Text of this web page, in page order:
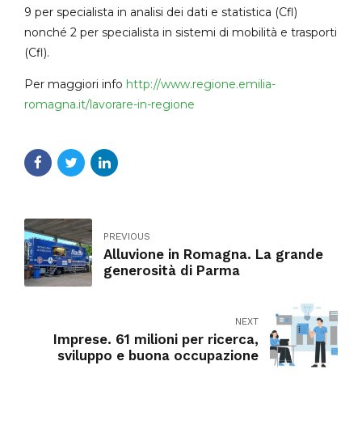
9 per specialista in analisi dei dati e statistica (Cfl)
nonché 2 per specialista in sistemi di mobilità e trasporti
(Cfl).
Per maggiori info http://www.regione.emilia-
romagna.it/lavorare-in-regione
PREVIOUS
Alluvione in Romagna. La grande
generosità di Parma
NEXT
Imprese. 61 milioni per ricerca,
sviluppo e buona occupazione